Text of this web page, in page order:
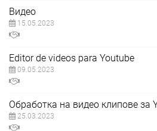
Видео
15.05.2023
Editor de videos para Youtube
09.05.2023
Обработка на видео клипове за
25.03.2023